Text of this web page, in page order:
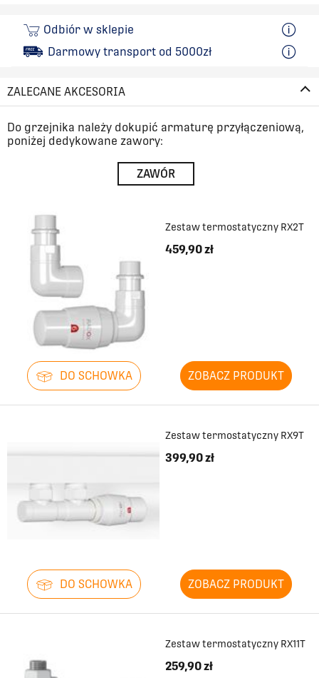
Odbiór w sklepie
Darmowy transport od 5000zł
ZALECANE AKCESORIA
Do grzejnika należy dokupić armaturę przyłączeniową,
poniżej dedykowane zawory:
ZAWÓR
Zestaw termostatyczny RX2T
459,90 zł
DO SCHOWKA ZOBACZ PRODUKT
Zestaw termostatyczny RX9T
399,90 zł
DO SCHOWKA ZOBACZ PRODUKT
Zestaw termostatyczny RX11T
259,90 zł